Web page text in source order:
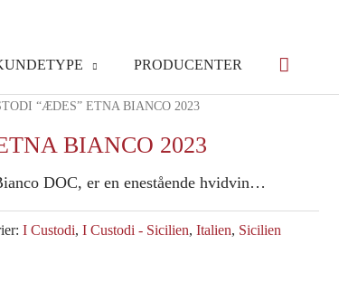
PRODUCENTER
“ÆDES” ETNA BIANCO 2023
BIANCO 2023
DOC, er en enestående hvidvin…
I Custodi, I Custodi - Sicilien, Italien, Sicilien